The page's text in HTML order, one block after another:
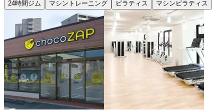
24時間ジム
マシントレーニング ピラティス マシンピラティス